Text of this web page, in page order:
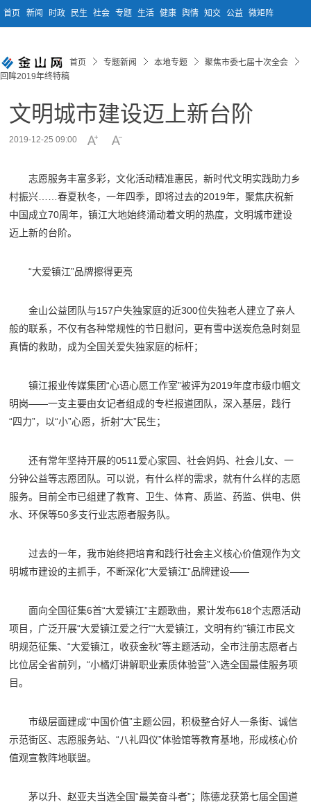
首页 新闻 时政 民生 社会 专题 生活 健康 舆情 知交 公益 微矩阵
首页 专题新闻 本地专题
聚焦市委七届十次全会
回眸2019年终特稿
文明城市建设迈上新台阶
2019-12-25 09:00
志愿服务丰富多彩，文化活动精准惠民，新时代文明实践助力乡
村振兴……春夏秋冬，一年四季，即将过去的2019年，聚焦庆祝新
中国成立70周年，镇江大地始终涌动着文明的热度，文明城市建设
迈上新的台阶。
“大爱镇江”品牌擦得更亮
金山公益团队与157户失独家庭的近300位失独老人建立了亲人
般的联系，不仅有各种常规性的节日慰问，更有雪中送炭危急时刻显
真情的救助，成为全国关爱失独家庭的标杆；
镇江报业传媒集团“心语心愿工作室”被评为2019年度市级巾帼文
明岗——一支主要由女记者组成的专栏报道团队，深入基层，践行
“四力”，以“小”心愿，折射“大”民生；
还有常年坚持开展的0511爱心家园、社会妈妈、社会儿女、一
分钟公益等志愿团队。可以说，有什么样的需求，就有什么样的志愿
服务。目前全市已组建了教育、卫生、体育、质监、药监、供电、供
水、环保等50多支行业志愿者服务队。
过去的一年，我市始终把培育和践行社会主义核心价值观作为文
明城市建设的主抓手，不断深化“大爱镇江”品牌建设——
面向全国征集6首“大爱镇江”主题歌曲，累计发布618个志愿活动
项目，广泛开展“大爱镇江爱之行”“大爱镇江，文明有约”镇江市民文
明规范征集、“大爱镇江，收获金秋”等主题活动，全市注册志愿者占
比位居全省前列，“小橘灯讲解职业素质体验营”入选全国最佳服务项
目。
市级层面建成“中国价值”主题公园，积极整合好人一条街、诚信
示范街区、志愿服务站、“八礼四仪”体验馆等教育基地，形成核心价
值观宣教阵地联盟。
茅以升、赵亚夫当选全国“最美奋斗者”；陈德龙获第七届全国道